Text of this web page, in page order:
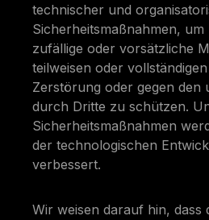
technischer und
Sicherheitsmaßnahmen,
zufällige oder vorsätzliche
teilweisen oder
Zerstörung oder gegen den
durch Dritte zu schützen.
Sicherheitsmaßnahmen
der technologischen
verbessert.
Wir weisen darauf hin, dass